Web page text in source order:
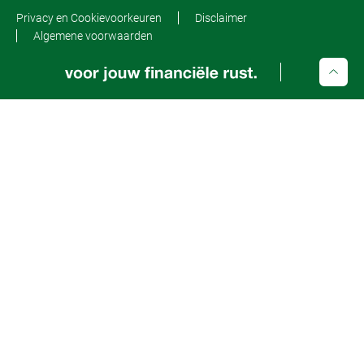
Privacy en Cookievoorkeuren
Disclaimer
Algemene voorwaarden